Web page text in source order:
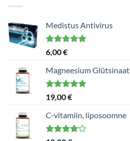
Medistus Antivirus
Hinnanguga
5.00
6,00€
Magneesium Glütsinaat
Hinnanguga
5.00
19,00€
C-vitamiin, liposoomne